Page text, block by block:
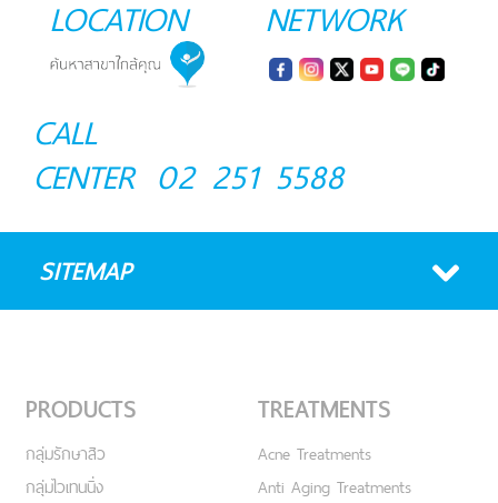
LOCATION
NETWORK
CALL
CENTER 02 251 5588
SITEMAP
PRODUCTS
กลุ่มรักษาสิว
กลุ่มไวเทนนิ่ง
TREATMENTS
Acne Treatments
Anti Aging Treatments